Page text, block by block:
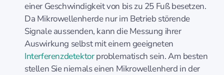
einer Geschwindigkeit von bis zu 25 Fuß besetzen.
Da Mikrowellenherde nur im Betrieb störende
Signale aussenden, kann die Messung ihrer
Auswirkung selbst mit einem geeigneten
Interferenzdetektorproblematisch sein. Am besten
stellen Sie niemals einen Mikrowellenherd in der